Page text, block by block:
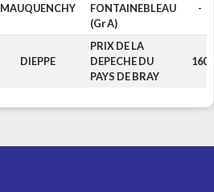
MAUQUENCHY
FONTAINEBLEAU
(Gr A)
-
DIEPPE
PRIX DE LA
DEPECHE DU
PAYS DE BRAY
160